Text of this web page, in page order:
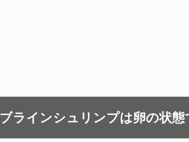
ブラインシュリンプは卵の状態